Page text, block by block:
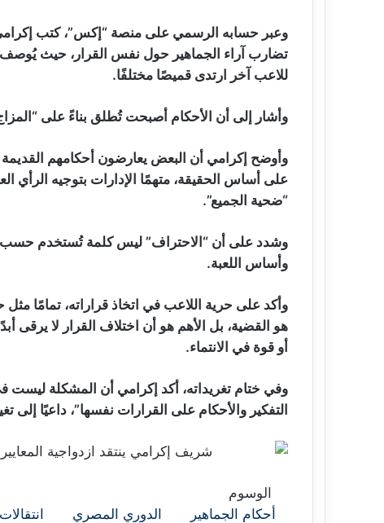
وعبر حسابه الرسمي على منصة “إكس”، كتب
تضارب آراء الجماهير حول نفس القرار، حيث يُوصف
للاعب آخر ارتدى قميصًا مختلفًا.
وأشار إلى أن الأحكام أصبحت تُطلق بناءً على
وأوضح إكرامي أن البعض يعارضون أحكامهم
على أساس الحقيقة، متهمًا الإدارات بتوجيه الرأي
“ضحية الجميع”.
وشدد على أن “الاحتراف” ليس كلمة تُستخدم حسب
وأساس اللعبة.
وأكد على حرية اللاعب في اتخاذ قراراته، تمامًا
هو القضية، بل الأهم هو أن اختلاف القرار لا يرقى
أو قوة في الانتماء.
وفي ختام تغريداته، أكد إكرامي أن المشكلة ليست
التفكير والأحكام على القرارات نفسها”، داعيًا إلى
الوسوم
أحكام الجماهير
الدوري المصري